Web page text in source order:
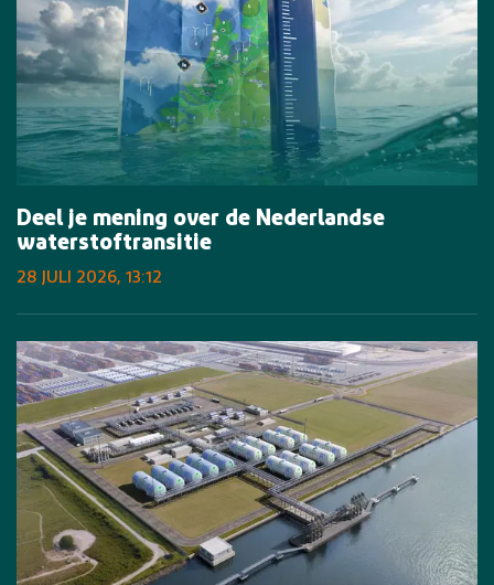
Deel je mening over de Nederlandse
waterstoftransitie
28 JULI 2026, 13:12